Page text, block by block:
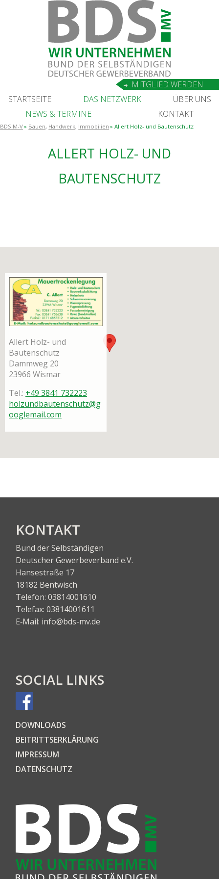
START­SEI­TE DAS NETZ­WERK
ÜBER UNS
NEWS &TERMINE KON­TAKT
MIT­GLIED WERDEN
BDS M-V Bauen, Handwerk, Immobilien Allert Holz- und Bautenschutz
ALLERT HOLZ- UND
BAUTENSCHUTZ
Allert Holz- und
Bautenschutz
Damm­weg 20
23966 Wis­mar
Tel.: +49 3841 732223
holzundbautenschutz@g
ooglemail.com
KON­TAKT
Bund der Selbständigen
Deut­scher Gewer­be­ver­band e.V.
Han­se­stra­ße 17
18182 Bentwisch
Tele­fon: 03814001610
Tele­fax: 03814001611
E‑Mail: info@bds-mv.de
SOCIAL LINKS
DOWN­LOADS
BEI­TRITTS­ER­KLÄ­RUNG
IMPRES­SUM
DATEN­SCHUTZ